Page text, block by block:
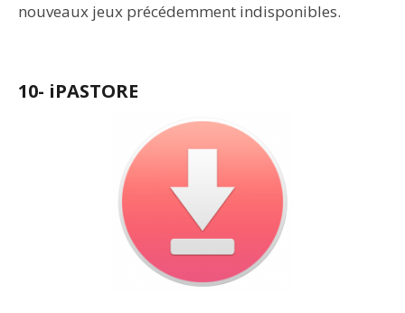
nouveaux jeux précédemment indisponibles.
10- iPASTORE